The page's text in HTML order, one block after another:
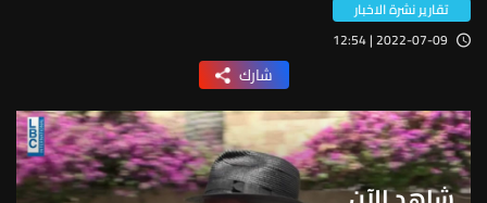
تقارير نشرة الاخبار
2022-07-09 | 12:54
شارك